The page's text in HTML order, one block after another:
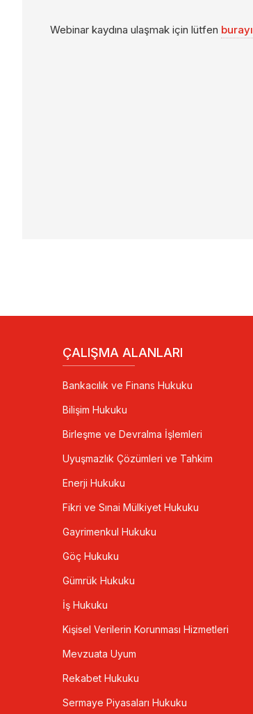
Webinar kaydına ulaşmak için lütfen burayı
ÇALIŞMA ALANLARI
Bankacılık ve Finans Hukuku
Bilişim Hukuku
Birleşme ve Devralma İşlemleri
Uyuşmazlık Çözümleri ve Tahkim
Enerji Hukuku
Fikri ve Sınai Mülkiyet Hukuku
Gayrimenkul Hukuku
Göç Hukuku
Gümrük Hukuku
İş Hukuku
Kişisel Verilerin Korunması Hizmetleri
Mevzuata Uyum
Rekabet Hukuku
Sermaye Piyasaları Hukuku